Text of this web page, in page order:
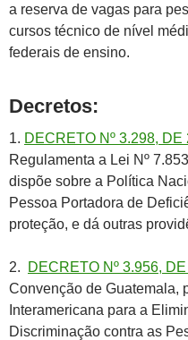
a reserva de vagas para
cursos técnico de nível
federais de ensino.
Decretos:
1. DECRETO Nº 3.298,
Regulamenta a Lei Nº
dispõe sobre a Política
Pessoa Portadora de
proteção, e dá outras
2. DECRETO Nº 3.956,
Convenção de Guatemala,
Interamericana para a
Discriminação contra as